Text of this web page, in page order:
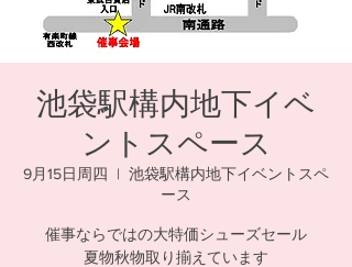
池袋駅構内地下イベ
ントスペース
9月15日周四
  |
池袋駅構内地下イベントスペ
ース
催事ならではの大特価シューズセール
夏物秋物取り揃えています